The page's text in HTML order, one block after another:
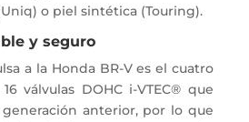
o piel sintética (Touring).
y seguro
a la Honda BR-V es el cuatro
válvulas DOHC i-VTEC® que
anterior, por lo que